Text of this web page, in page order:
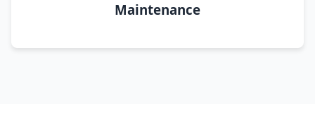
Maintenance